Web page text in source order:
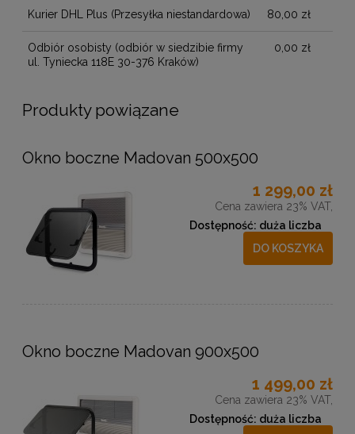
Kurier DHL Plus (Przesyłka niestandardowa) 80,00 zł
Odbiór osobisty (odbiór w siedzibie firmy
ul. Tyniecka 118E 30-376 Kraków)
0,00 zł
Produkty powiązane
Okno boczne Madovan 500x500
1 299,00 zł
Cena zawiera 23% VAT,
Dostępność: duża liczba
DO KOSZYKA
Okno boczne Madovan 900x500
1 499,00 zł
Cena zawiera 23% VAT,
Dostępność: duża liczba